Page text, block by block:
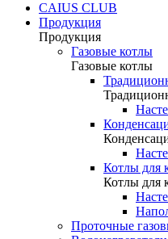
CAIUS CLUB
Продукция
Продукция
Газовые котлы
Газовые котлы
Котлы для
Котлы для
Проточные